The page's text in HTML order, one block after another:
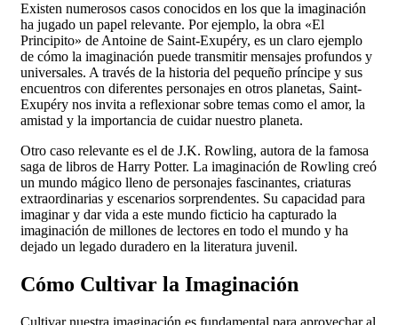
Existen numerosos casos conocidos en los que la imaginación
ha jugado un papel relevante. Por ejemplo, la obra «El
Principito» de Antoine de Saint-Exupéry, es un claro ejemplo
de cómo la imaginación puede transmitir mensajes profundos y
universales. A través de la historia del pequeño príncipe y sus
encuentros con diferentes personajes en otros planetas, Saint-
Exupéry nos invita a reflexionar sobre temas como el amor, la
amistad y la importancia de cuidar nuestro planeta.
Otro caso relevante es el de J.K. Rowling, autora de la famosa
saga de libros de Harry Potter. La imaginación de Rowling creó
un mundo mágico lleno de personajes fascinantes, criaturas
extraordinarias y escenarios sorprendentes. Su capacidad para
imaginar y dar vida a este mundo ficticio ha capturado la
imaginación de millones de lectores en todo el mundo y ha
dejado un legado duradero en la literatura juvenil.
Cómo Cultivar la Imaginación